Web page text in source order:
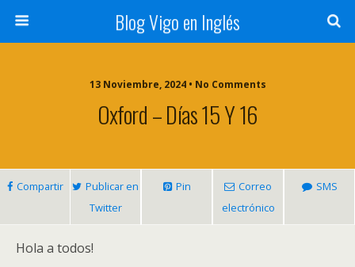
Blog Vigo en Inglés
13 Noviembre, 2024 • No Comments
Oxford – Días 15 Y 16
Compartir
Publicar en
Twitter
Pin
Correo
electrónico
SMS
Hola a todos!